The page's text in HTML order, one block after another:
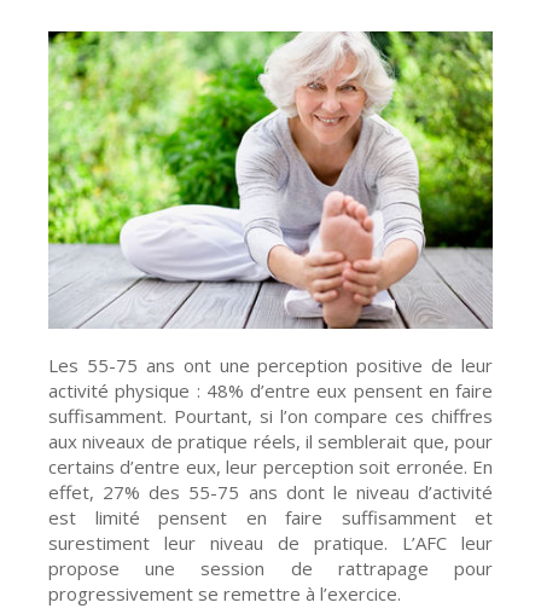
Les 55-75 ans ont une perception positive de leur
activité physique : 48% d’entre eux pensent en faire
suffisamment. Pourtant, si l’on compare ces chiffres
aux niveaux de pratique réels, il semblerait que, pour
certains d’entre eux, leur perception soit erronée. En
effet, 27% des 55-75 ans dont le niveau d’activité
est limité pensent en faire suffisamment et
surestiment leur niveau de pratique. L’AFC leur
propose une session de rattrapage pour
progressivement se remettre à l’exercice.